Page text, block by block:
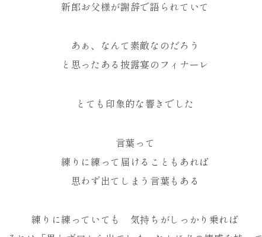
新郎お父様が謝辞で語られていて
あぁ、なんて素敵なのだろう
と思ったある披露宴のフィナーレ
とても印象的な響きでした
言葉って
練りに練って届けることもあれば
思わず出てしまう言葉もある
練りに練っていても 気持ちがしっかり乗れば